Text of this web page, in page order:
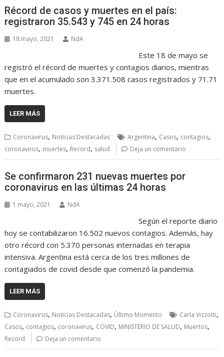
Récord de casos y muertes en el país:
registraron 35.543 y 745 en 24 horas
18 mayo, 2021 NdA
Este 18 de mayo se
registró el récord de muertes y contagios diarios, mientras
que en el acumulado son 3.371.508 casos registrados y 71.71
muertes.
LEER MÁS
Coronavirus, Noticias Destacadas Argentina, Casos, contagios,
coronavirus, muertes, Record, salud Deja un comentario
Se confirmaron 231 nuevas muertes por
coronavirus en las últimas 24 horas
1 mayo, 2021 NdA
Según el reporte diario
hoy se contabilizaron 16.502 nuevos contagios. Además, hay
otro récord con 5.370 personas internadas en terapia
intensiva. Argentina está cerca de los tres millones de
contagiados de covid desde que comenzó la pandemia.
LEER MÁS
Coronavirus, Noticias Destacadas, Último Momento Carla Vizzotti,
Casos, contagios, coronavirus, COVID, MINISTERIO DE SALUD, Muertos,
Record Deja un comentario